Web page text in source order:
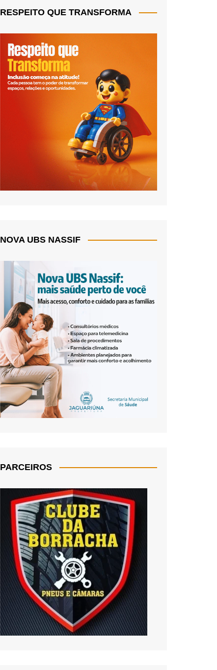
RESPEITO QUE TRANSFORMA
NOVA UBS NASSIF
PARCEIROS